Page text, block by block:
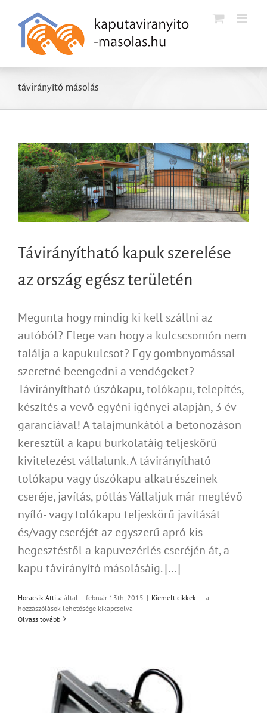
Kihagyás
távirányító másolás
Távirányítható kapuk szerelése
az ország egész területén
Megunta hogy mindig ki kell szállni az
autóból? Elege van hogy a kulcscsomón nem
találja a kapukulcsot? Egy gombnyomással
szeretné beengedni a vendégeket?
Távirányítható úszókapu, tolókapu, telepítés,
készítés a vevő egyéni igényei alapján, 3 év
garanciával! A talajmunkától a betonozáson
keresztül a kapu burkolatáig teljeskörű
kivitelezést vállalunk. A távirányítható
tolókapu vagy úszókapu alkatrészeinek
cseréje, javítás, pótlás Vállaljuk már meglévő
nyíló- vagy tolókapu teljeskörű javítását
és/vagy cseréjét az egyszerű apró kis
hegesztéstől a kapuvezérlés cseréjén át, a
kapu távirányító másolásáig. […]
Horacsik Attila által | február 13th, 2015 | Kiemelt cikkek | Távirányítható
az
a
hozzászólások lehetősége kikapcsolva
Olvass tovább